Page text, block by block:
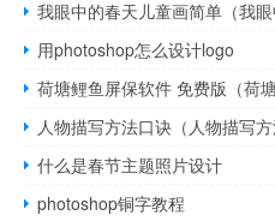
我眼中的春天儿童画简单（我眼
用photoshop怎么设计logo
人物描写方法口诀（人物描写方
什么是春节主题照片设计
photoshop铜字教程